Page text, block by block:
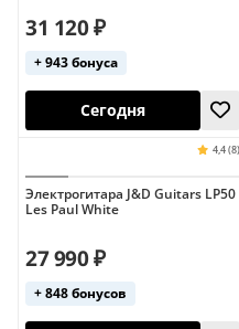
Хит продаж
Сегодня
31 120 ₽
+ 943 бонуса
Электрогитара J&D Guitars LP50
Les Paul White
27 990 ₽
+ 848 бонусов